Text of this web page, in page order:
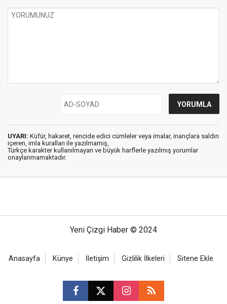
UYARI: Küfür, hakaret, rencide edici cümleler veya imalar, inançlara saldırı
içeren, imla kuralları ile yazılmamış,
Türkçe karakter kullanılmayan ve büyük harflerle yazılmış yorumlar
onaylanmamaktadır.
Yeni Çizgi Haber © 2024
Anasayfa Künye İletişim Gizlilik İlkeleri Sitene Ekle